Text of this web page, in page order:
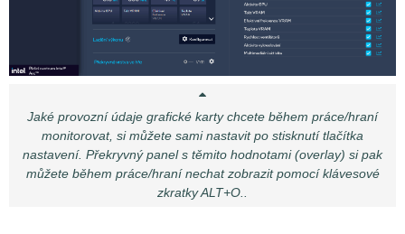
Jaké provozní údaje grafické karty chcete během práce/hraní
monitorovat, si můžete sami nastavit po stisknutí tlačítka
nastavení. Překryvný panel s těmito hodnotami (overlay) si pak
můžete během práce/hraní nechat zobrazit pomocí klávesové
zkratky ALT+O..